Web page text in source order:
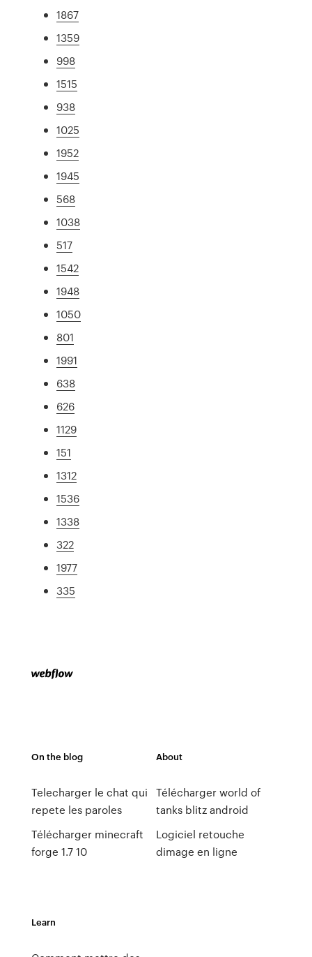
1867
1359
998
1515
938
1025
1952
1945
568
1038
517
1542
1948
1050
801
1991
638
626
1129
151
1312
1536
1338
322
1977
335
On the blog
Telecharger le chat qui
repete les paroles
Télécharger minecraft
forge 1.7 10
About
Télécharger world of
tanks blitz android
Logiciel retouche
dimage en ligne
Learn